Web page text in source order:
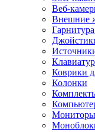
Веб-
Внешние
Коврики
Колонки
Мониторы